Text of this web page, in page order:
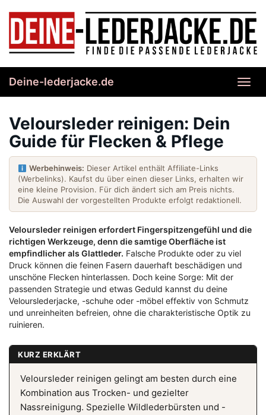
content
Deine-lederjacke.de
Veloursleder reinigen: Dein
Guide für Flecken & Pflege
Werbehinweis: Dieser Artikel enthält Affiliate-Links
(Werbelinks). Kaufst du über einen dieser Links, erhalten wir
eine kleine Provision. Für dich ändert sich am Preis nichts.
Die Auswahl der vorgestellten Produkte erfolgt redaktionell.
Veloursleder reinigen erfordert Fingerspitzengefühl und die
richtigen Werkzeuge, denn die samtige Oberfläche ist
empfindlicher als Glattleder. Falsche Produkte oder zu viel
Druck können die feinen Fasern dauerhaft beschädigen und
unschöne Flecken hinterlassen. Doch keine Sorge: Mit der
passenden Strategie und etwas Geduld kannst du deine
Velourslederjacke, -schuhe oder -möbel effektiv von Schmutz
und unreinheiten befreien, ohne die charakteristische Optik zu
ruinieren.
KURZ ERKLÄRT
Veloursleder reinigen gelingt am besten durch eine
Kombination aus Trocken- und gezielter
Nassreinigung. Spezielle Wildlederbürsten und -